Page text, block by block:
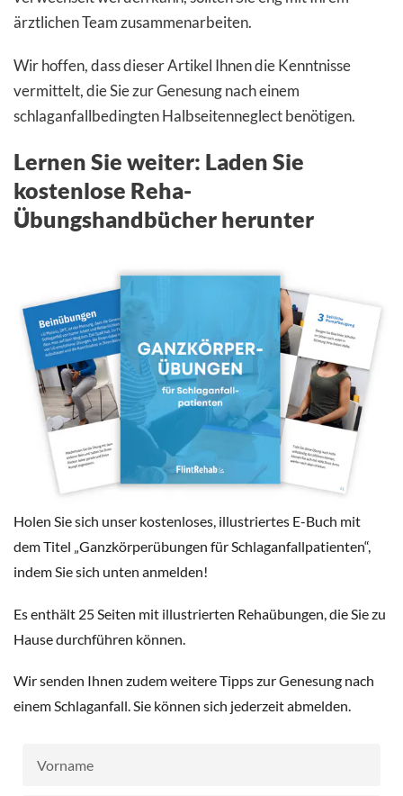
ärztlichen Team zusammenarbeiten.
Wir hoffen, dass dieser Artikel Ihnen die Kenntnisse
vermittelt, die Sie zur Genesung nach einem
schlaganfallbedingten Halbseitenneglect benötigen.
Lernen Sie weiter: Laden Sie
kostenlose Reha-
Übungshandbücher herunter
Holen Sie sich unser kostenloses, illustriertes E-Buch mit
dem Titel „Ganzkörperübungen für Schlaganfallpatienten“,
indem Sie sich unten anmelden!
Es enthält 25 Seiten mit illustrierten Rehaübungen, die Sie zu
Hause durchführen können.
Wir senden Ihnen zudem weitere Tipps zur Genesung nach
einem Schlaganfall. Sie können sich jederzeit abmelden.